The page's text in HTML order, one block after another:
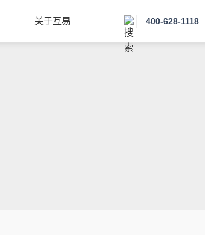
关于互易 400-628-1118